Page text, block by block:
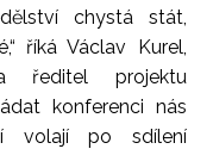
chystá stát,
říká Václav Kurel,
ředitel projektu
konferenci nás
volají po sdílení